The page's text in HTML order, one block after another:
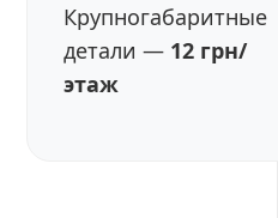
Крупногабаритные
детали — 12 грн/
этаж